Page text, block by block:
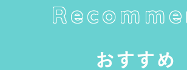
おすすめ